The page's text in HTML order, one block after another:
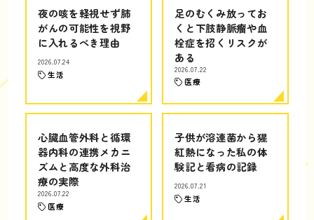
夜の咳を軽視せず肺
がんの可能性を視野
に入れるべき理由
2026.07.24
生活
足のむくみ放ってお
くと下肢静脈瘤や血
栓症を招くリスクが
ある
2026.07.22
医療
心臓血管外科と循環
器内科の連携メカニ
ズムと高度な外科治
療の実際
2026.07.22
医療
子供が溶連菌から猩
紅熱になった私の体
験記と看病の記録
2026.07.21
生活